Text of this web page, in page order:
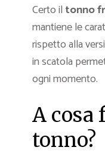
Certo il tonno
mantiene le
rispetto alla
in scatola
ogni momento.
A cosa
tonno?